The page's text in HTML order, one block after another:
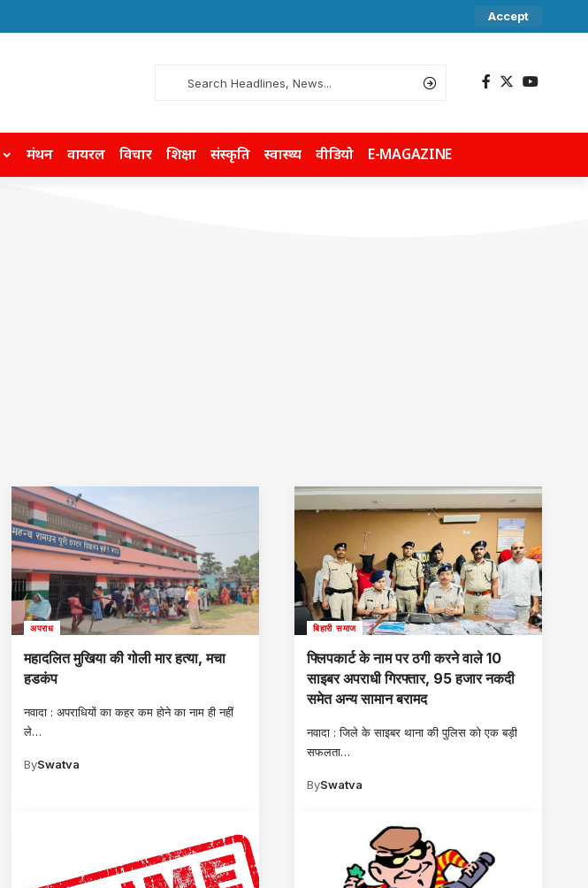
Accept
मंथन वायरल विचार शिक्षा संस्कृति स्वास्थ्य वीडियो E-MAGAZINE
अपराध
महादलित मुखिया की गोली मार हत्या, मचा
हडकंप
नवादा : अपराधियों का कहर कम होने का नाम ही नहीं
ले…
BySwatva
बिहारी समाज
फ्लिपकार्ट के नाम पर ठगी करने वाले 10
साइबर अपराधी गिरफ्तार, 95 हजार नकदी
समेत अन्य सामान बरामद
नवादा : जिले के साइबर थाना की पुलिस को एक बड़ी
सफलता…
BySwatva